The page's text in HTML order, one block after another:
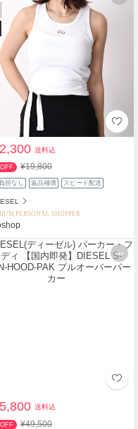
送料込
¥19,800
担なし 返品補償 スピード配送
PERSONAL SHOPPER
送料込
¥49,500